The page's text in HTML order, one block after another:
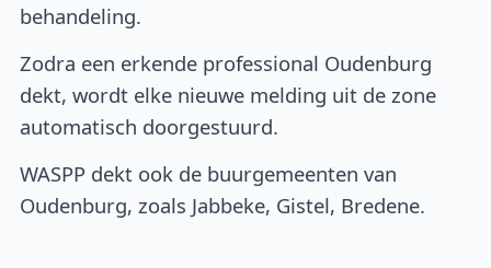
behandeling.
Zodra een erkende professional Oudenburg
dekt, wordt elke nieuwe melding uit de zone
automatisch doorgestuurd.
WASPP dekt ook de buurgemeenten van
Oudenburg, zoals Jabbeke, Gistel, Bredene.